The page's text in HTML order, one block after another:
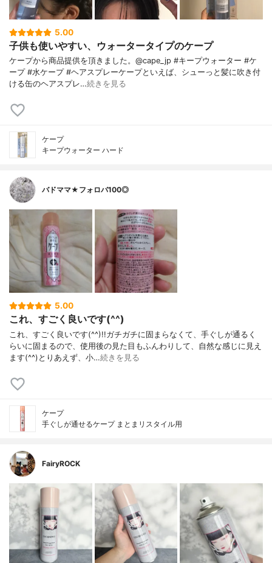
5.00
子供も使いやすい、ウォータータイプのケープ
ケープから商品提供を頂きました。@cape_jp #キープウォーター #ケ
ープ #水ケープ #ヘアスプレーケープといえば、シューっと髪に吹き付
ける缶のヘアスプレ…続きを見る
ケープ
キープウォーター ハード
バドママ★フォロバ100◎
5.00
これ、すごく良いです(^^)
これ、すごく良いです(^^)!!ガチガチに固まらなくて、手ぐしが通るく
らいに固まるので、使用後の見た目もふんわりして、自然な感じに見え
ます(^^)とりあえず、小…続きを見る
ケープ
手ぐしが通せるケープ まとまリスタイル用
FairyROCK